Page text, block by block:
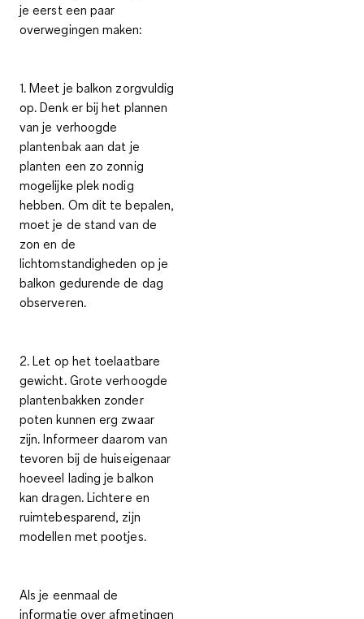
je eerst een paar
overwegingen maken:
1. Meet je balkon zorgvuldig
op.Denk er bij het plannen
van je verhoogde
plantenbak aan dat je
planten een zo zonnig
mogelijke plek nodig
hebben. Om dit te bepalen,
moet je de stand van de
zon en de
lichtomstandigheden op je
balkon gedurende de dag
observeren.
2. Let op het toelaatbare
gewicht. Grote verhoogde
plantenbakken zonder
poten kunnen erg zwaar
zijn. Informeer daarom van
tevoren bij de huiseigenaar
hoeveel lading je balkon
kan dragen. Lichtere en
ruimtebesparend, zijn
modellen met pootjes.
Als je eenmaal de
informatie over afmetingen